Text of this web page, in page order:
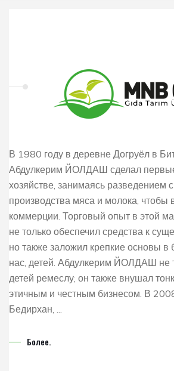
В 1980 году в деревне Догруёл в
Абдулкерим ЙОЛДАШ сделал
хозяйстве, занимаясь разведением
производства мяса и молока, чтобы
коммерции. Торговый опыт в этой
не только обеспечил средства к
но также заложил крепкие основы в
нас, детей. Абдулкерим ЙОЛДАШ не
детей ремеслу; он также внушал
этичным и честным бизнесом. В
Бедирхан, ...
Более.